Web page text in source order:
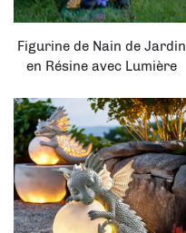
Figurine de Nain de Jardin
en Résine avec Lumière
d'Extérieur, Patio et
Pelouse